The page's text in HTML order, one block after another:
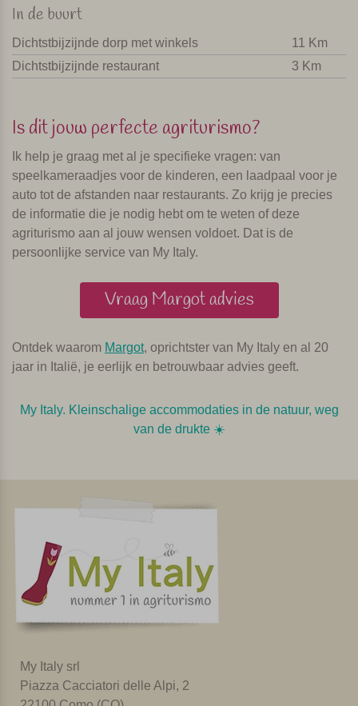
In de buurt
Dichtstbijzijnde dorp met winkels
11 Km
Dichtstbijzijnde restaurant
3 Km
Is dit jouw perfecte agriturismo?
Ik help je graag met al je specifieke vragen: van
speelkameraadjes voor de kinderen, een laadpaal voor je
auto tot de afstanden naar restaurants. Zo krijg je precies
de informatie die je nodig hebt om te weten of deze
agriturismo aan al jouw wensen voldoet. Dat is de
persoonlijke service van My Italy.
Vraag Margot advies
Ontdek waarom Margot, oprichtster van My Italy en al 20
jaar in Italië, je eerlijk en betrouwbaar advies geeft.
My Italy. Kleinschalige accommodaties in de natuur, weg
van de drukte ☀️️
My Italy srl
Piazza Cacciatori delle Alpi, 2